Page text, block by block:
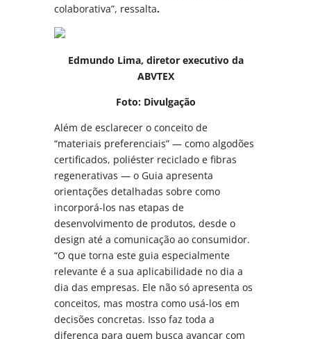
colaborativa”, ressalta.
Edmundo Lima, diretor executivo da
ABVTEX
Foto: Divulgação
Além de esclarecer o conceito de
“materiais preferenciais” — como algodões
certificados, poliéster reciclado e fibras
regenerativas — o Guia apresenta
orientações detalhadas sobre como
incorporá-los nas etapas de
desenvolvimento de produtos, desde o
design até a comunicação ao consumidor.
“O que torna este guia especialmente
relevante é a sua aplicabilidade no dia a
dia das empresas. Ele não só apresenta os
conceitos, mas mostra como usá-los em
decisões concretas. Isso faz toda a
diferença para quem busca avançar com